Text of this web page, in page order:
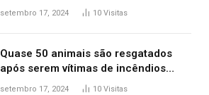
estaca de cerca e agredi-lo
setembro 17, 2024 10 Visitas
Quase 50 animais são resgatados
após serem vítimas de incêndios
florestais no Tocantins
setembro 17, 2024 10 Visitas